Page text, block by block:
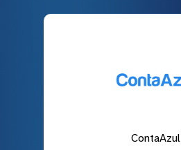
ContaAzul